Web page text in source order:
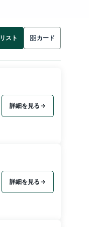
リスト カード
詳細を見る
詳細を見る